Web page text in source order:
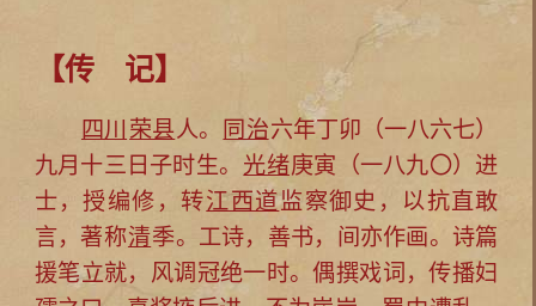
【传 记】
四川 荣县人。 同治六年丁卯（一八六七）
九月十三日子时生。 光绪庚寅（一八九〇）进
士，授编修，转江西道监察御史，以抗直敢
言，著称清季。工诗，善书，间亦作画。诗篇
援笔立就，风调冠绝一时。偶撰戏词，传播妇